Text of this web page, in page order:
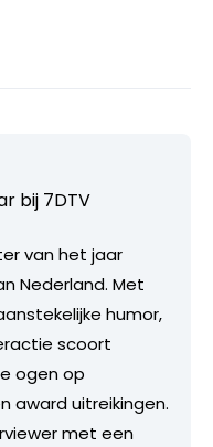
bij 7DTV
van het jaar
Nederland. Met
humor,
scoort
ogen op
award uitreikingen.
met een